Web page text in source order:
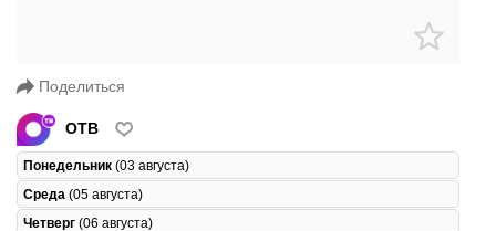
Поделиться
ОТВ
Понедельник (03 августа)
Среда (05 августа)
Четверг (06 августа)